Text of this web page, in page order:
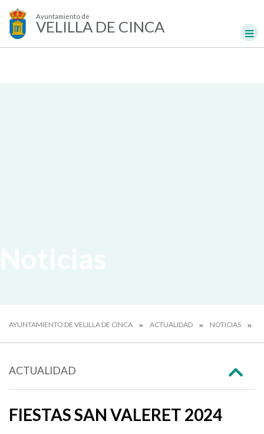
Ayuntamiento de
VELILLA DE CINCA
AYUNTAMIENTO DE VELILLA DE CINCA ACTUALIDAD NOTICIAS
ACTUALIDAD
FIESTAS SAN VALERET 2024